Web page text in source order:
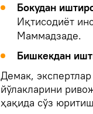
Бокудан
Иқтисодиёт
Маммадзаде.
Бишкекдан
Демак,
йўлакларини
ҳақида сўз